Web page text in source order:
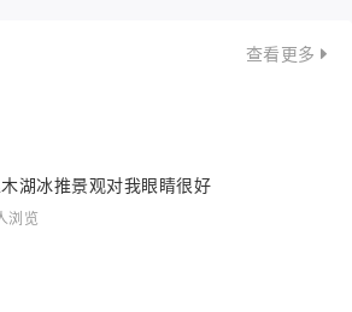
查看更多
湖冰推景观对我眼睛很好
浏览